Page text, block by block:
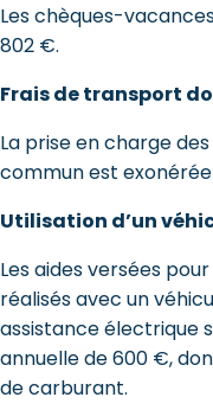
Les chèques-
802 €.
Frais de transport
La prise en charge
commun est exonérée
Utilisation d’un
Les aides versées
réalisés avec un
assistance électrique
annuelle de 600 €,
de carburant.